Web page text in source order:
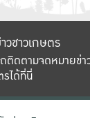
ชาวเกษตร
ติดตามจดหมายข่า
รได้ที่นี่